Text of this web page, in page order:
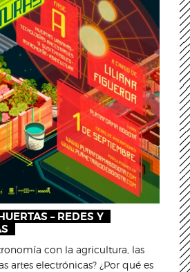
– REDES Y
con la agricultura, las
artes electrónicas? ¿Por qué es